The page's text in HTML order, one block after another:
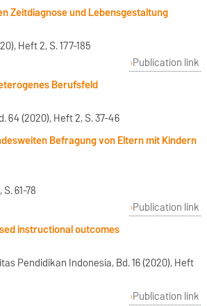
Zeitdiagnose und Lebensgestaltung
Heft 2, S. 177-185
Publication link
Berufsfeld
64 (2020), Heft 2, S. 37-46
Befragung von Eltern mit Kindern
61-78
Publication link
instructional outcomes
Pendidikan Indonesia, Bd. 16 (2020), Heft
Publication link